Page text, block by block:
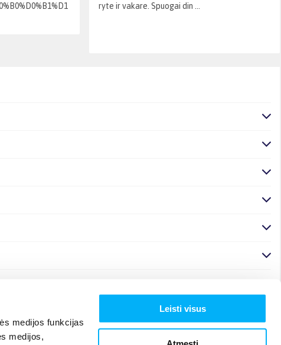
medijos funkcijas
medijos,
Leisti visus
ryte ir vakare. Spuogai din ...